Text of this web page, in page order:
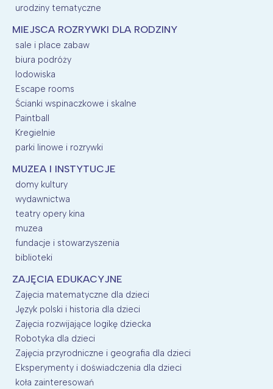
urodziny tematyczne
MIEJSCA ROZRYWKI DLA RODZINY
sale i place zabaw
biura podróży
lodowiska
Escape rooms
Ścianki wspinaczkowe i skalne
Paintball
Kregielnie
parki linowe i rozrywki
MUZEA I INSTYTUCJE
domy kultury
wydawnictwa
teatry opery kina
muzea
fundacje i stowarzyszenia
biblioteki
ZAJĘCIA EDUKACYJNE
Zajęcia matematyczne dla dzieci
Język polski i historia dla dzieci
Zajęcia rozwijające logikę dziecka
Robotyka dla dzieci
Zajęcia przyrodniczne i geografia dla dzieci
Eksperymenty i doświadczenia dla dzieci
koła zainteresowań